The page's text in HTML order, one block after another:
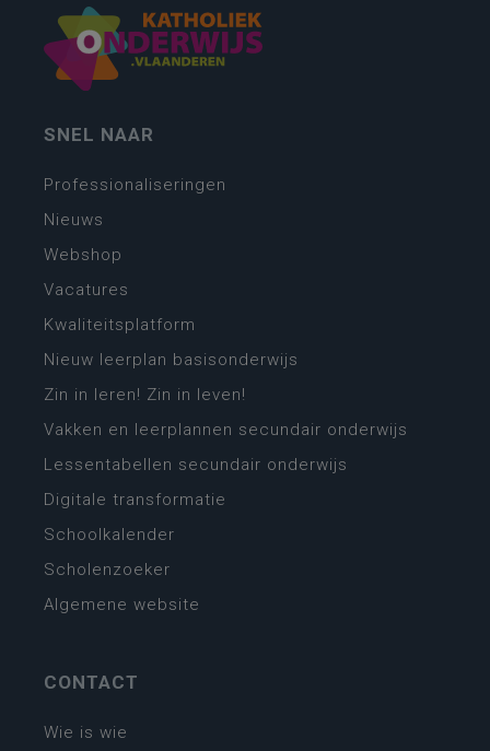
SNEL NAAR
Professionaliseringen
Nieuws
Webshop
Vacatures
Kwaliteitsplatform
Nieuw leerplan basisonderwijs
Zin in leren! Zin in leven!
Vakken en leerplannen secundair onderwijs
Lessentabellen secundair onderwijs
Digitale transformatie
Schoolkalender
Scholenzoeker
Algemene website
CONTACT
Wie is wie